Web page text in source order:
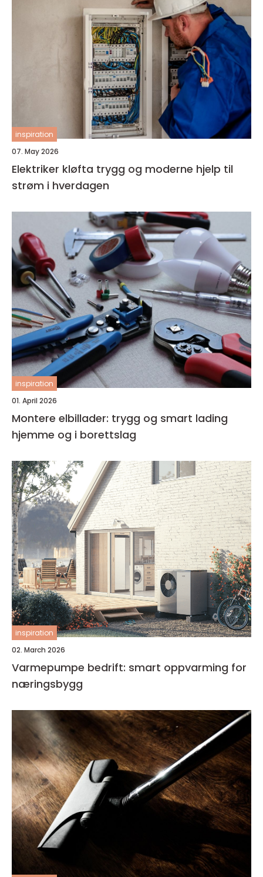
inspiration
07. May 2026
Elektriker kløfta trygg og moderne hjelp til
strøm i hverdagen
inspiration
01. April 2026
Montere elbillader: trygg og smart lading
hjemme og i borettslag
inspiration
02. March 2026
Varmepumpe bedrift: smart oppvarming for
næringsbygg